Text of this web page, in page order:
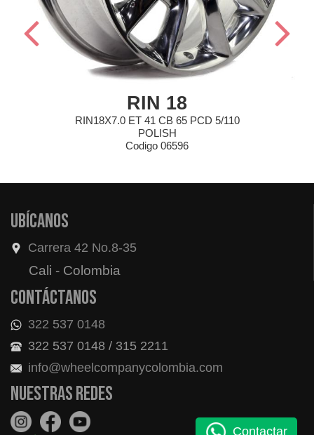
RIN 18
RIN18X7.0 ET 41 CB 65 PCD 5/110
POLISH
Codigo 06596
Ubícanos
Carrera 42 No.8-35
Cali - Colombia
Contáctanos
322 537 0148
322 537 0148 / 315 2211
info@wheelcompanycolombia.com
Nuestras redes
Contactar